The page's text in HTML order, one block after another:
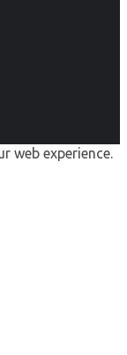
web experience.